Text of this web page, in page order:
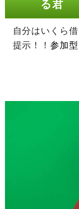
る君
自分はいくら
提示！！参加